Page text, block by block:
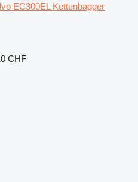
EC300EL Kettenbagger
CHF